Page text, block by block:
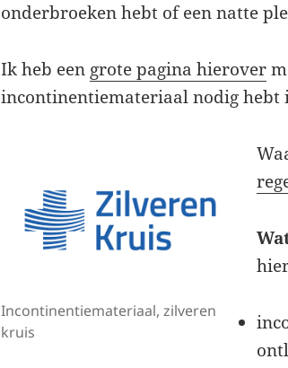
onderbroeken hebt of een natte
Ik heb een grote pagina hierover
incontinentiemateriaal nodig hebt
Incontinentiemateriaal, zilveren
kruis